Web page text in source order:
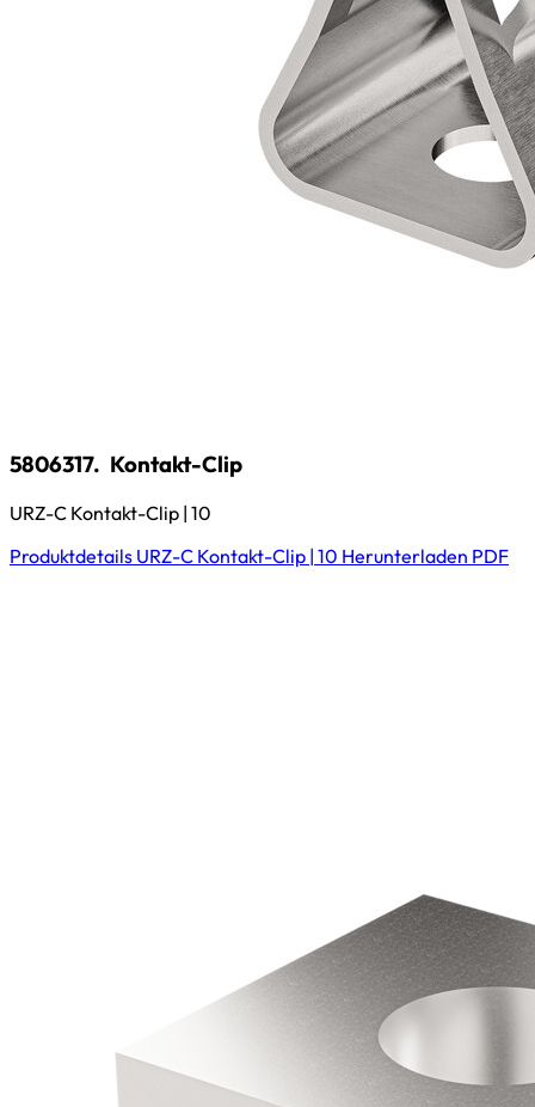
5806317. Kontakt-Clip
URZ-C Kontakt-Clip | 10
Produktdetails URZ-C Kontakt-Clip | 10 Herunterladen PDF